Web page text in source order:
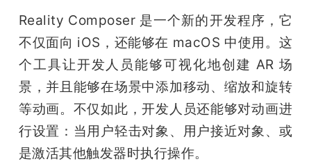
Reality Composer 是一个新的开发程序，它
不仅面向 iOS，还能够在 macOS 中使用。这
个工具让开发人员能够可视化地创建 AR 场
景，并且能够在场景中添加移动、缩放和旋转
等动画。不仅如此，开发人员还能够对动画进
行设置：当用户轻击对象、用户接近对象、或
是激活其他触发器时执行操作。